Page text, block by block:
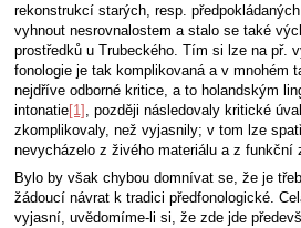
rekonstrukcí starých, resp.
vyhnout nesrovnalostem a stalo se také
prostředků u Trubeckého. Tím si lze na př.
fonologie je tak komplikovaná a v mnohém
nejdříve odborné kritice, a to holandským
intonatie[1] , později následovaly kritické
zkomplikovaly, než vyjasnily; v tom lze
nevycházelo z živého materiálu a z funkční
Bylo by však chybou domnívat se, že je
žádoucí návrat k tradici předfonologické.
vyjasní, uvědomíme-li si, že zde jde